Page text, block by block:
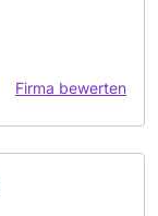
Firma bewerten